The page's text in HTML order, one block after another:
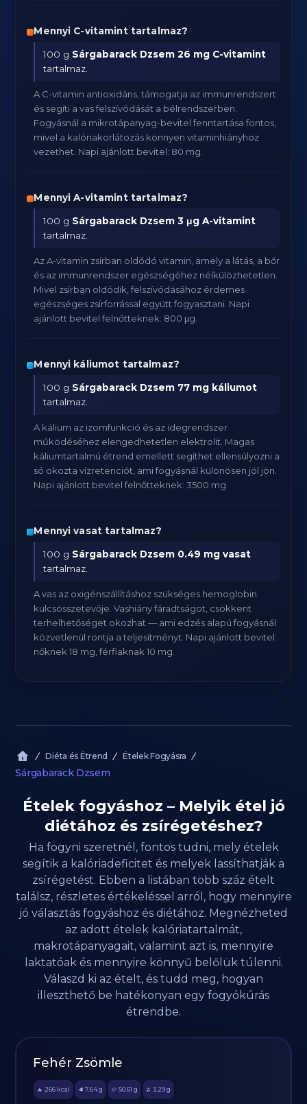
Mennyi C-vitamint tartalmaz?
100 g Sárgabarack Dzsem 26 mg C-vitamint
tartalmaz.
A C-vitamin antioxidáns, támogatja az immunrendszert
és segíti a vas felszívódását a bélrendszerben.
Fogyásnál a mikrotápanyag-bevitel fenntartása fontos,
mivel a kalóriakorlátozás könnyen vitaminhiányhoz
vezethet. Napi ajánlott bevitel: 80 mg.
Mennyi A-vitamint tartalmaz?
100 g Sárgabarack Dzsem 3 μg A-vitamint
tartalmaz.
Az A-vitamin zsírban oldódó vitamin, amely a látás, a bőr
és az immunrendszer egészségéhez nélkülözhetetlen.
Mivel zsírban oldódik, felszívódásához érdemes
egészséges zsírforrással együtt fogyasztani. Napi
ajánlott bevitel felnőtteknek: 800 μg.
Mennyi káliumot tartalmaz?
100 g Sárgabarack Dzsem 77 mg káliumot
tartalmaz.
A kálium az izomfunkció és az idegrendszer
működéséhez elengedhetetlen elektrolit. Magas
káliumtartalmú étrend emellett segíthet ellensúlyozni a
só okozta vízretenciót, ami fogyásnál különösen jól jön.
Napi ajánlott bevitel felnőtteknek: 3500 mg.
Mennyi vasat tartalmaz?
100 g Sárgabarack Dzsem 0.49 mg vasat
tartalmaz.
A vas az oxigénszállításhoz szükséges hemoglobin
kulcsösszetevője. Vashiány fáradtságot, csökkent
terhelhetőséget okozhat — ami edzés alapú fogyásnál
közvetlenül rontja a teljesítményt. Napi ajánlott bevitel:
nőknek 18 mg, férfiaknak 10 mg.
Diéta és Étrend Ételek Fogyásra
Sárgabarack Dzsem
Ételek fogyáshoz – Melyik étel jó
diétához és zsírégetéshez?
Ha fogyni szeretnél, fontos tudni, mely ételek
segítik a kalóriadeficitet és melyek lassíthatják a
zsírégetést. Ebben a listában több száz ételt
találsz, részletes értékeléssel arról, hogy mennyire
jó választás fogyáshoz és diétához. Megnézheted
az adott ételek kalóriatartalmát,
makrotápanyagait, valamint azt is, mennyire
laktatóak és mennyire könnyű belőlük túlenni.
Válaszd ki az ételt, és tudd meg, hogyan
illeszthető be hatékonyan egy fogyókúrás
étrendbe.
Fehér Zsömle
🔥 266 kcal 🥩 7.64 g 🥔 50.61 g 🫒 3.29 g